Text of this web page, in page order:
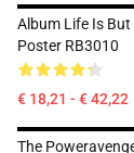
Album Life Is But
Poster RB3010
€ 18,21 - € 42,22
The